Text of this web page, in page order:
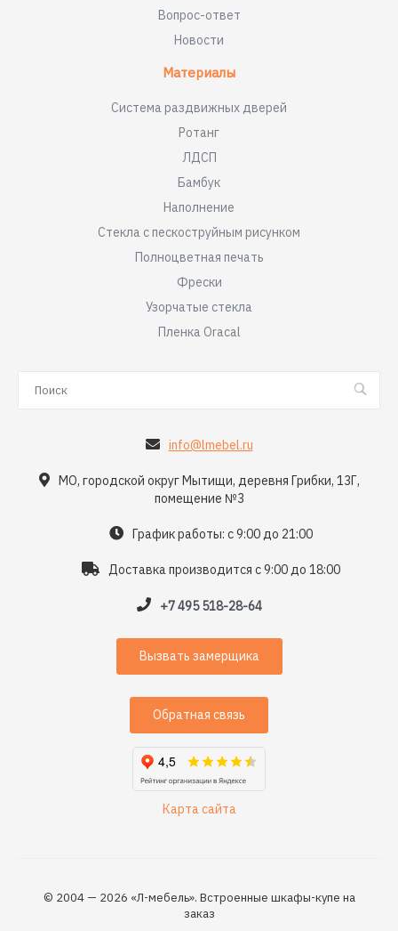
Вопрос-ответ
Новости
Материалы
Система раздвижных дверей
Ротанг
ЛДСП
Бамбук
Наполнение
Стекла с пескоструйным рисунком
Полноцветная печать
Фрески
Узорчатые стекла
Пленка Oracal
info@lmebel.ru
МО, городской округ Мытищи, деревня Грибки, 13Г,
помещение №3
График работы: с 9:00 до 21:00
Доставка производится с 9:00 до 18:00
+7 495 518-28-64
Вызвать замерщика
Обратная связь
Карта сайта
© 2004 — 2026 «Л-мебель». Встроенные шкафы-купе на
заказ